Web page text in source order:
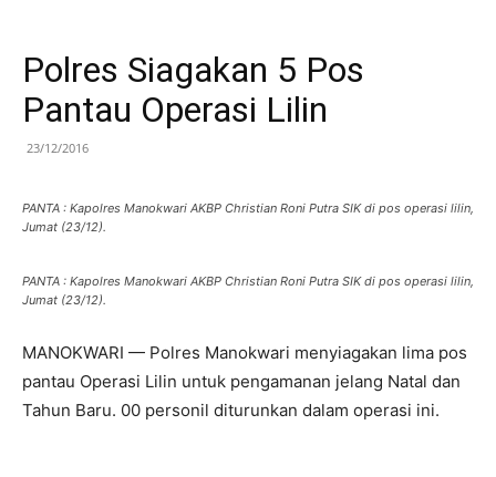
Polres Siagakan 5 Pos
Pantau Operasi Lilin
23/12/2016
PANTA : Kapolres Manokwari AKBP Christian Roni Putra SIK di pos operasi lilin,
Jumat (23/12).
PANTA : Kapolres Manokwari AKBP Christian Roni Putra SIK di pos operasi lilin,
Jumat (23/12).
MANOKWARI — Polres Manokwari menyiagakan lima pos
pantau Operasi Lilin untuk pengamanan jelang Natal dan
Tahun Baru. 00 personil diturunkan dalam operasi ini.